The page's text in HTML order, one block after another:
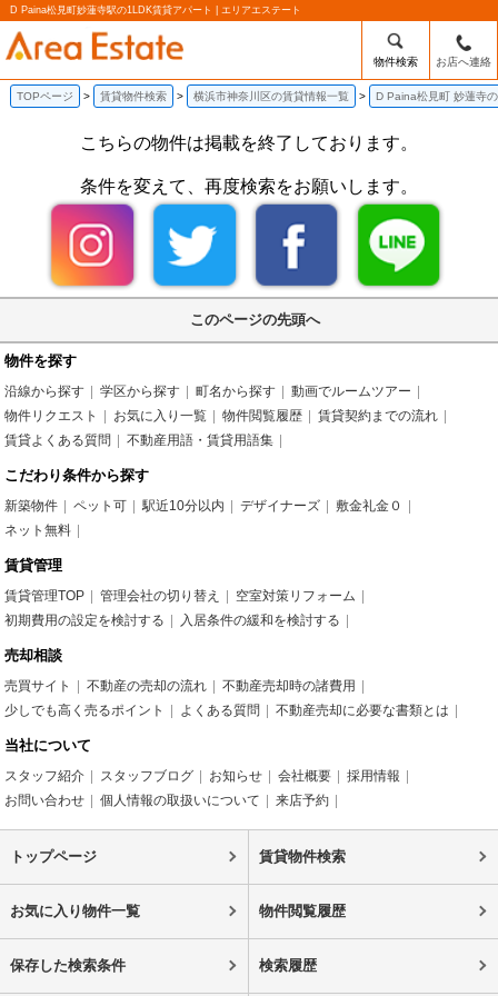
D Paina松見町妙蓮寺駅の1LDK賃貸アパート | エリアエステート
物件検索 お店へ連絡
TOPページ 賃貸物件検索 横浜市神奈川区の賃貸情報一覧 D Paina松見町 妙蓮寺
こちらの物件は掲載を終了しております。
条件を変えて、再度検索をお願いします。
このページの先頭へ
物件を探す
沿線から探す 学区から探す 町名から探す
動画でルームツアー
物件リクエスト
お気に入り一覧 物件閲覧履歴
賃貸契約までの流れ
賃貸よくある質問
不動産用語・賃貸用語集
こだわり条件から探す
新築物件 ペット可 駅近10分以内 デザイナーズ
敷金礼金０
ネット無料
賃貸管理
賃貸管理TOP 管理会社の切り替え
空室対策リフォーム
初期費用の設定を検討する
入居条件の緩和を検討する
売却相談
売買サイト 不動産の売却の流れ
不動産売却時の諸費用
少しでも高く売るポイント
よくある質問 不動産売却に必要な書類とは
当社について
スタッフ紹介 スタッフブログ お知らせ 会社概要
採用情報
お問い合わせ
個人情報の取扱いについて 来店予約
トップページ 賃貸物件検索
お気に入り物件一覧 物件閲覧履歴
保存した検索条件 検索履歴